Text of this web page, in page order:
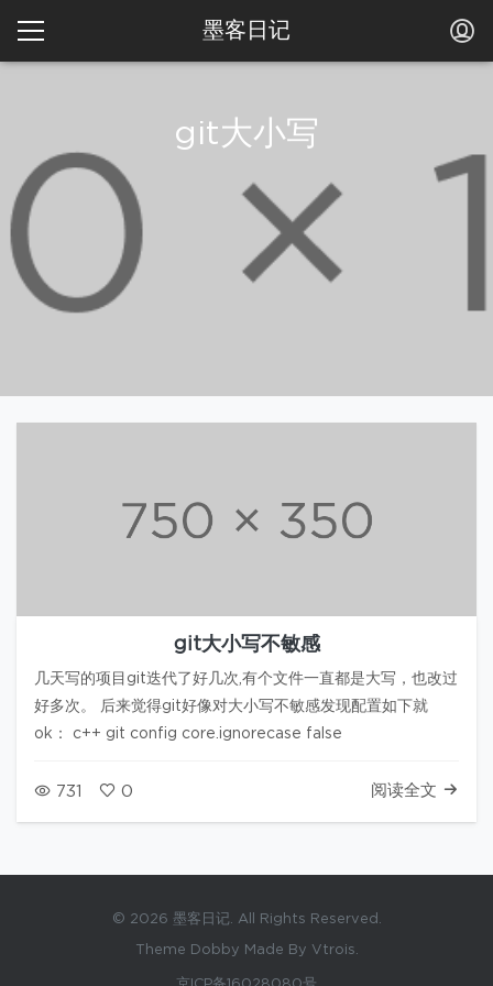
墨客日记
git大小写
git大小写不敏感
几天写的项目git迭代了好几次,有个文件一直都是大写，也改过
好多次。 后来觉得git好像对大小写不敏感发现配置如下就
ok： c++ git config core.ignorecase false
731 0 阅读全文
© 2026 墨客日记. All Rights Reserved.
Theme Dobby Made By Vtrois.